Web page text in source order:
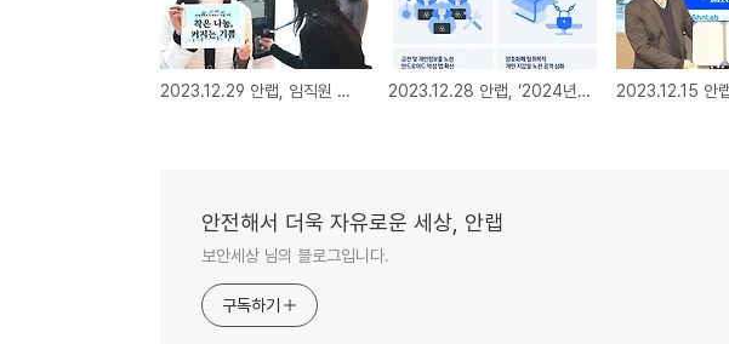
2023.12.29 안랩, 임직원 소액 기부금으로 연말 나눔 실천 2023.12.28 안랩, ‘2024년 5대 사이버 보안위협 전망’ 발표
안전해서 더욱 자유로운 세상, 안랩
보안세상 님의 블로그입니다.
구독하기